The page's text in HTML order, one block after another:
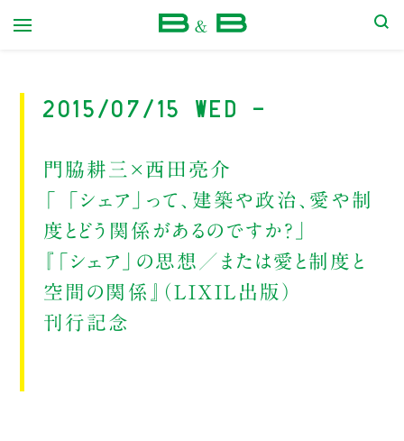
2015/07/15 Wed -
門脇耕三×西田亮介
「 「シェア」って、建築や政治、愛や制
度とどう関係があるのですか？」
『「シェア」の思想／または愛と制度と
空間の関係』（LIXIL出版）
刊行記念